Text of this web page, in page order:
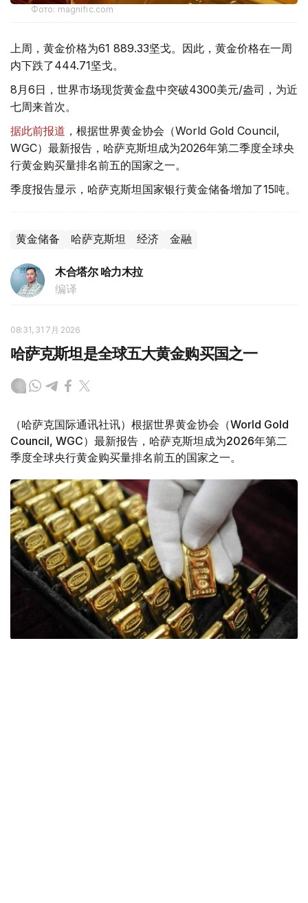
Фото: magnific.com
上周，黄金价格为61 889.33坚戈。因此，黄金价格在一周
内下跌了444.71坚戈。
8月6日，世界市场现货黄金盘中突破4300美元/盎司，为近
七周来首次。
据此前报道 ，根据世界黄金协会（World Gold Council,
WGC）最新报告，哈萨克斯坦成为2026年第二季度全球央
行黄金购买量排名前五的国家之一。
季度报告显示，哈萨克斯坦国家银行黄金储备增加了15吨。
黄金储备 哈萨克斯坦 经济 金融
木合塔尔 哈力木拉
编译
08:31, 31 7月 2026
哈萨克斯坦是全球五大黄金购买国之一
（哈萨克国际通讯社讯）根据世界黄金协会（World Gold
Council, WGC）最新报告，哈萨克斯坦成为2026年第二
季度全球央行黄金购买量排名前五的国家之一。